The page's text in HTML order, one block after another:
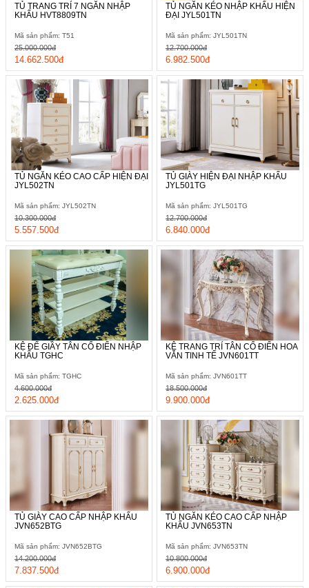
TỦ TRANG TRÍ 7 NGĂN NHẬP
KHẨU HVT8809TN
Mã sản phẩm: T51
14.662.500đ
25.000.000đ
TỦ NGĂN KÉO NHẬP KHẨU HIỆN
ĐẠI JYL501TN
Mã sản phẩm: JYL501TN
6.982.500đ
12.700.000đ
TỦ NGĂN KÉO CAO CẤP HIỆN ĐẠI
JYL502TN
Mã sản phẩm: JYL502TN
5.557.500đ
10.300.000đ
TỦ GIÀY HIỆN ĐẠI NHẬP KHẨU
JYL501TG
Mã sản phẩm: JYL501TG
6.840.000đ
12.700.000đ
KỆ ĐỂ GIẦY TÂN CỔ ĐIỂN NHẬP
KHẨU TGHC
Mã sản phẩm: TGHC
2.625.000đ
4.600.000đ
KỆ TRANG TRÍ TÂN CỔ ĐIỂN HOA
VĂN TINH TẾ JVN601TT
Mã sản phẩm: JVN601TT
9.900.000đ
18.500.000đ
TỦ GIÀY CAO CẤP NHẬP KHẨU
JVN652BTG
Mã sản phẩm: JVN652BTG
7.837.500đ
14.200.000đ
TỦ NGĂN KÉO CAO CẤP NHẬP
KHẨU JVN653TN
Mã sản phẩm: JVN653TN
6.900.000đ
10.800.000đ